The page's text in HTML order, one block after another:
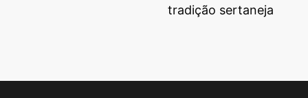
tradição sertaneja